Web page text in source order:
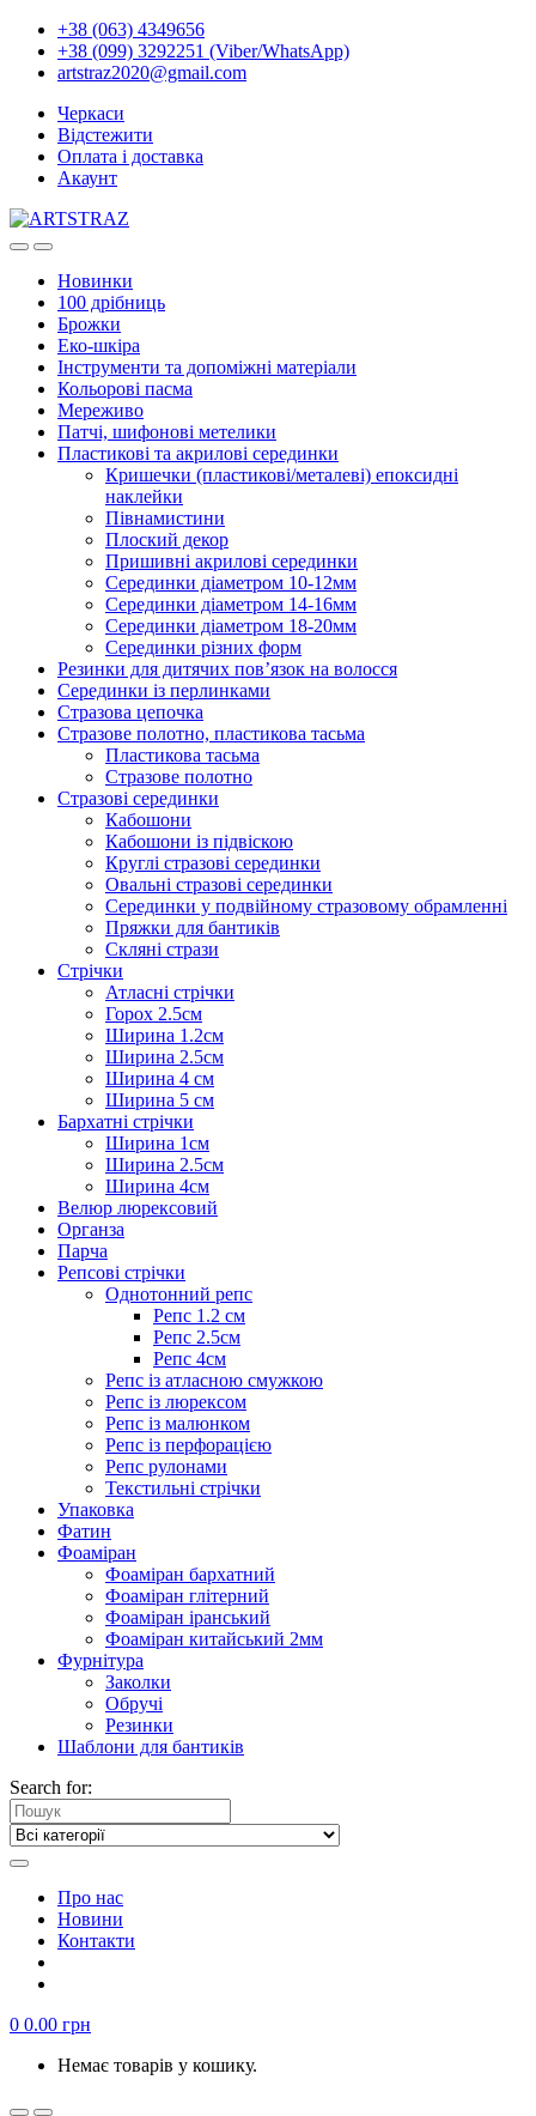
+38 (063) 4349656
+38 (099) 3292251 (Viber/WhatsApp)
artstraz2020@gmail.com
Черкаси
Відстежити
Оплата і доставка
Акаунт
Новинки
100 дрібниць
Брожки
Еко-шкіра
Інструменти та допоміжні матеріали
Кольорові пасма
Мереживо
Патчі, шифонові метелики
Пластикові та акрилові серединки
Кришечки (пластикові/металеві) епоксидні
наклейки
Півнамистини
Плоский декор
Пришивні акрилові серединки
Серединки діаметром 10-12мм
Серединки діаметром 14-16мм
Серединки діаметром 18-20мм
Серединки різних форм
Резинки для дитячих пов’язок на волосся
Серединки із перлинками
Стразова цепочка
Стразове полотно, пластикова тасьма
Пластикова тасьма
Стразове полотно
Стразові серединки
Кабошони
Кабошони із підвіскою
Круглі стразові серединки
Овальні стразові серединки
Серединки у подвійному стразовому обрамленні
Пряжки для бантиків
Скляні стрази
Стрічки
Атласні стрічки
Горох 2.5см
Ширина 1.2см
Ширина 2.5см
Ширина 4 см
Ширина 5 см
Бархатні стрічки
Ширина 1см
Ширина 2.5см
Ширина 4см
Велюр люрексовий
Органза
Парча
Репсові стрічки
Однотонний репс
Репс 1.2 см
Репс 2.5см
Репс 4см
Репс із атласною смужкою
Репс із люрексом
Репс із малюнком
Репс із перфорацією
Репс рулонами
Текстильні стрічки
Упаковка
Фатин
Фоаміран
Фоаміран бархатний
Фоаміран глітерний
Фоаміран іранський
Фоаміран китайський 2мм
Фурнітура
Заколки
Обручі
Резинки
Шаблони для бантиків
Search for:
Про нас
Новини
Контакти
0 0.00 грн
Немає товарів у кошику.